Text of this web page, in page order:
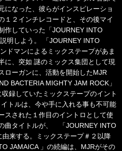
になった、彼らがインスピレーショ
１２インチレコードと、その後マイ
作していった「JOURNEY INTO
明しよう。 「JOURNEY INTO
ドマンによるミックステープがあま
に、突如 謎のミックス集団として現
ローガンに、活動を開始したMJR
BACTERIA MIGHTY JAM ROCK」
録していたミックステープのイント
トルは、今や手に入れる事も不可能
スされた１作目のイントロとして使
曲タイトルが、 「JOURNEY INTO
来する。ミックステープ＃２以降
JAMAICA 」の続編は、MJRがその